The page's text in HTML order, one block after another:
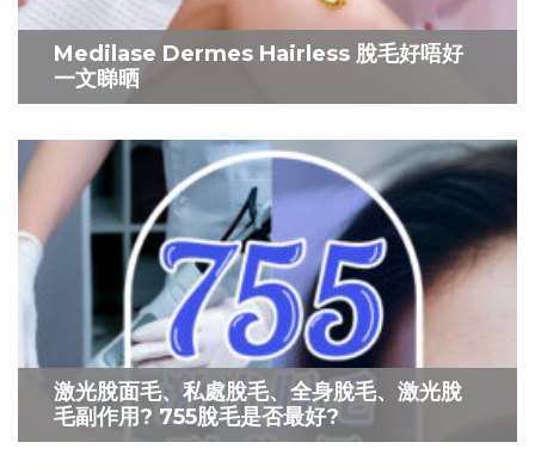
Medilase Dermes Hairless 脫毛好唔好
一文睇晒
激光脫面毛、私處脫毛、全身脫毛、激光脫
毛副作用? 755脫毛是否最好?